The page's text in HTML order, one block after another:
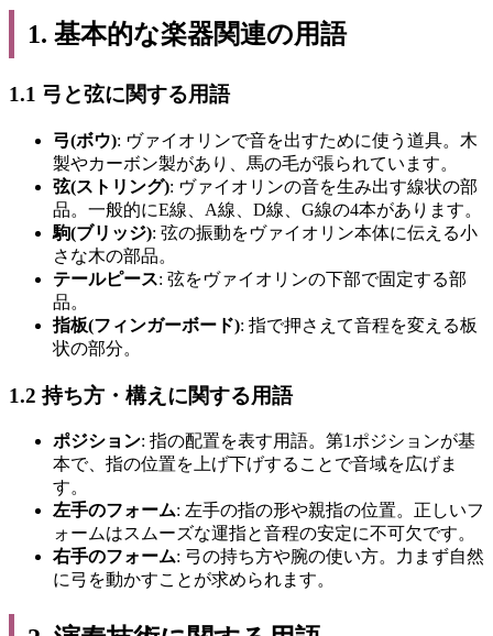
1. 基本的な楽器関連の用語
1.1 弓と弦に関する用語
弓(ボウ): ヴァイオリンで音を出すために使う道具。木
製やカーボン製があり、馬の毛が張られています。
弦(ストリング): ヴァイオリンの音を生み出す線状の部
品。一般的にE線、A線、D線、G線の4本があります。
駒(ブリッジ): 弦の振動をヴァイオリン本体に伝える小
さな木の部品。
テールピース: 弦をヴァイオリンの下部で固定する部
品。
指板(フィンガーボード): 指で押さえて音程を変える板
状の部分。
1.2 持ち方・構えに関する用語
ポジション: 指の配置を表す用語。第1ポジションが基
本で、指の位置を上げ下げすることで音域を広げま
す。
左手のフォーム: 左手の指の形や親指の位置。正しいフ
ォームはスムーズな運指と音程の安定に不可欠です。
右手のフォーム: 弓の持ち方や腕の使い方。力まず自然
に弓を動かすことが求められます。